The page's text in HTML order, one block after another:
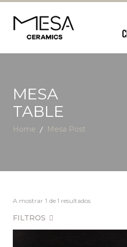
MESA
TABLE
Home Mesa Post
A mostrar 1 de 1 resultados
FILTROS